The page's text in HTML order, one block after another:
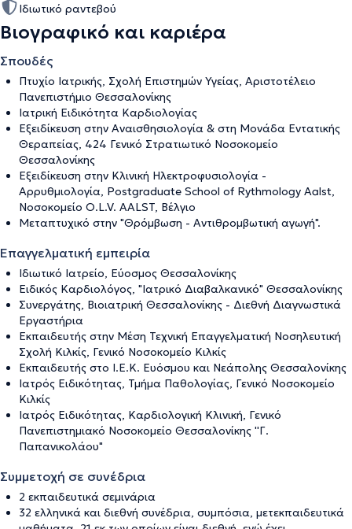
Ιδιωτικό ραντεβού
Βιογραφικό και καριέρα
Σπουδές
Πτυχίο Ιατρικής, Σχολή Eπιστημών Υγείας, Aριστοτέλειο
Πανεπιστήμιο Θεσσαλονίκης
Ιατρική Ειδικότητα Καρδιολογίας
Εξειδίκευση στην Αναισθησιολογία & στη Μονάδα Εντατικής
Θεραπείας, 424 Γενικό Στρατιωτικό Νοσοκομείο
Θεσσαλονίκης
Εξειδίκευση στην Κλινική Ηλεκτροφυσιολογία -
Αρρυθμιολογία, Postgraduate School of Rythmology Aalst,
Nοσοκομείο O.L.V. AALST, Βέλγιο
Μεταπτυχικό στην "Θρόμβωση - Αντιθρομβωτική αγωγή".
Επαγγελματική εμπειρία
Ιδιωτικό Ιατρείο, Εύοσμος Θεσσαλονίκης
Ειδικός Καρδιολόγος, "Ιατρικό Διαβαλκανικό" Θεσσαλονίκης
Συνεργάτης, Βιοιατρική Θεσσαλονίκης - Διεθνή Διαγνωστικά
Εργαστήρια
Εκπαιδευτής στην Μέση Τεχνική Επαγγελματική Νοσηλευτική
Σχολή Κιλκίς, Γενικό Νοσοκομείο Κιλκίς
Εκπαιδευτής στο Ι.Ε.Κ. Ευόσμου και Νεάπολης Θεσσαλονίκης
Ιατρός Ειδικότητας, Τμήμα Παθολογίας, Γενικό Νοσοκομείο
Κιλκίς
Ιατρός Ειδικότητας, Καρδιολογική Κλινική, Γενικό
Πανεπιστημιακό Νοσοκομείο Θεσσαλονίκης ''Γ.
Παπανικολάου"
Συμμετοχή σε συνέδρια
2 εκπαιδευτικά σεμινάρια
32 ελληνικά και διεθνή συνέδρια, συμπόσια, μετεκπαιδευτικά